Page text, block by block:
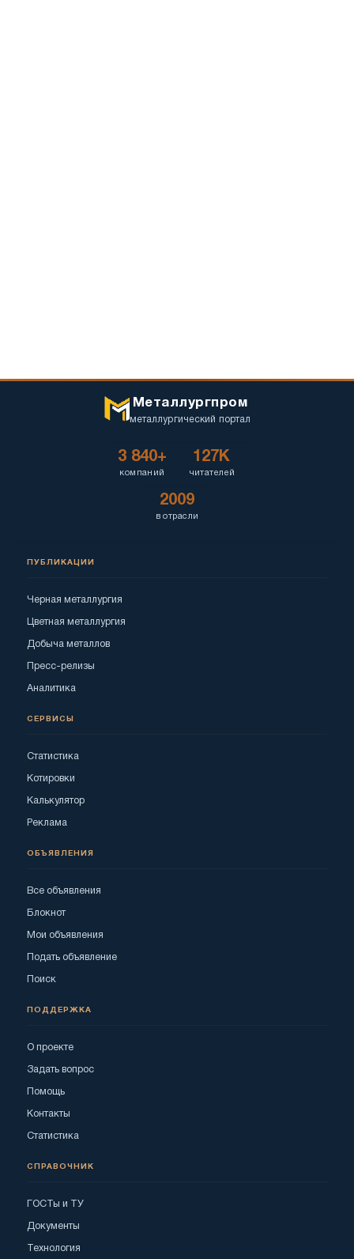
Металлургпром
металлургический портал
3 840+
компаний
127K
читателей
2009
в отрасли
ПУБЛИКАЦИИ
Черная металлургия
Цветная металлургия
Добыча металлов
Пресс-релизы
Аналитика
СЕРВИСЫ
Статистика
Котировки
Калькулятор
Реклама
ОБЪЯВЛЕНИЯ
Все объявления
Блокнот
Мои объявления
Подать объявление
Поиск
ПОДДЕРЖКА
О проекте
Задать вопрос
Помощь
Контакты
Статистика
СПРАВОЧНИК
ГОСТы и ТУ
Документы
Технология